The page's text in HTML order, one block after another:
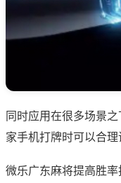
同时应用在很多场景
家手机打牌时可以合
微乐广东麻将提高胜